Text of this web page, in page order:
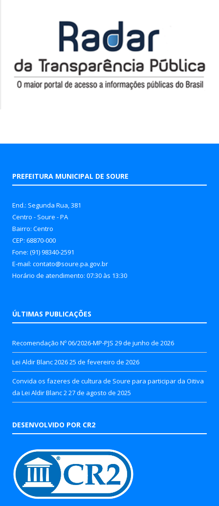
PREFEITURA MUNICIPAL DE SOURE
End.: Segunda Rua, 381
Centro - Soure - PA
Bairro: Centro
CEP: 68870-000
Fone: (91) 98340-2591
E-mail: contato@soure.pa.gov.br
Horário de atendimento: 07:30 às 13:30
ÚLTIMAS PUBLICAÇÕES
Recomendação Nº 06/2026-MP-PJS 29 de junho de 2026
Lei Aldir Blanc 202625 de fevereiro de 2026
Convida os fazeres de cultura de Soure para participar da Oitiva
da Lei Aldir Blanc 2 27 de agosto de 2025
DESENVOLVIDO POR CR2